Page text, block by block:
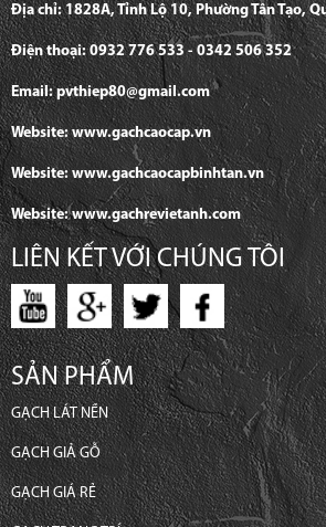
Địa chỉ: 1828A, Tỉnh Lộ 10, Phường Tân Tạo,
Điện thoại: 0932 776 533 - 0342 506 352
Email: pvthiep80@gmail.com
Website: www.gachcaocap.vn
Website: www.gachcaocapbinhtan.vn
Website: www.gachrevietanh.com
LIÊN KẾT VỚI CHÚNG TÔI
SẢN PHẨM
GẠCH LÁT NỀN
GẠCH GIẢ GỖ
GẠCH GIÁ RẺ